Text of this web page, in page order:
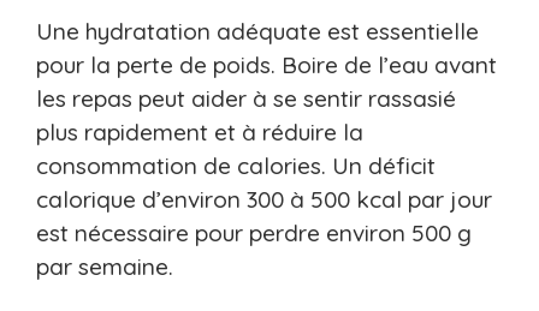
Une hydratation adéquate est essentielle
pour la perte de poids. Boire de l’eau avant
les repas peut aider à se sentir rassasié
plus rapidement et à réduire la
consommation de calories. Un déficit
calorique d’environ 300 à 500 kcal par jour
est nécessaire pour perdre environ 500 g
par semaine.